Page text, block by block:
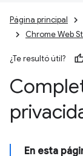
Página principal
Chrome Web
¿Te resultó útil?
En esta